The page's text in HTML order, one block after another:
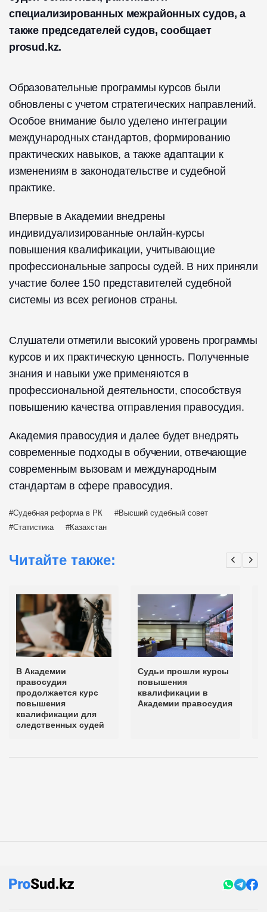
специализированных межрайонных судов, а
также председателей судов, сообщает
prosud.kz.
Образовательные программы курсов были
обновлены с учетом стратегических направлений.
Особое внимание было уделено интеграции
международных стандартов, формированию
практических навыков, а также адаптации к
изменениям в законодательстве и судебной
практике.
Впервые в Академии внедрены
индивидуализированные онлайн-курсы
повышения квалификации, учитывающие
профессиональные запросы судей. В них приняли
участие более 150 представителей судебной
системы из всех регионов страны.
Слушатели отметили высокий уровень программы
курсов и их практическую ценность. Полученные
знания и навыки уже применяются в
профессиональной деятельности, способствуя
повышению качества отправления правосудия.
Академия правосудия и далее будет внедрять
современные подходы в обучении, отвечающие
современным вызовам и международным
стандартам в сфере правосудия.
Судебная реформа в РК
Высший судебный совет
Статистика
Казахстан
Читайте также:
В Академии
правосудия
продолжается курс
повышения
квалификации для
следственных судей
Судьи прошли курсы
повышения
квалификации в
Академии правосудия